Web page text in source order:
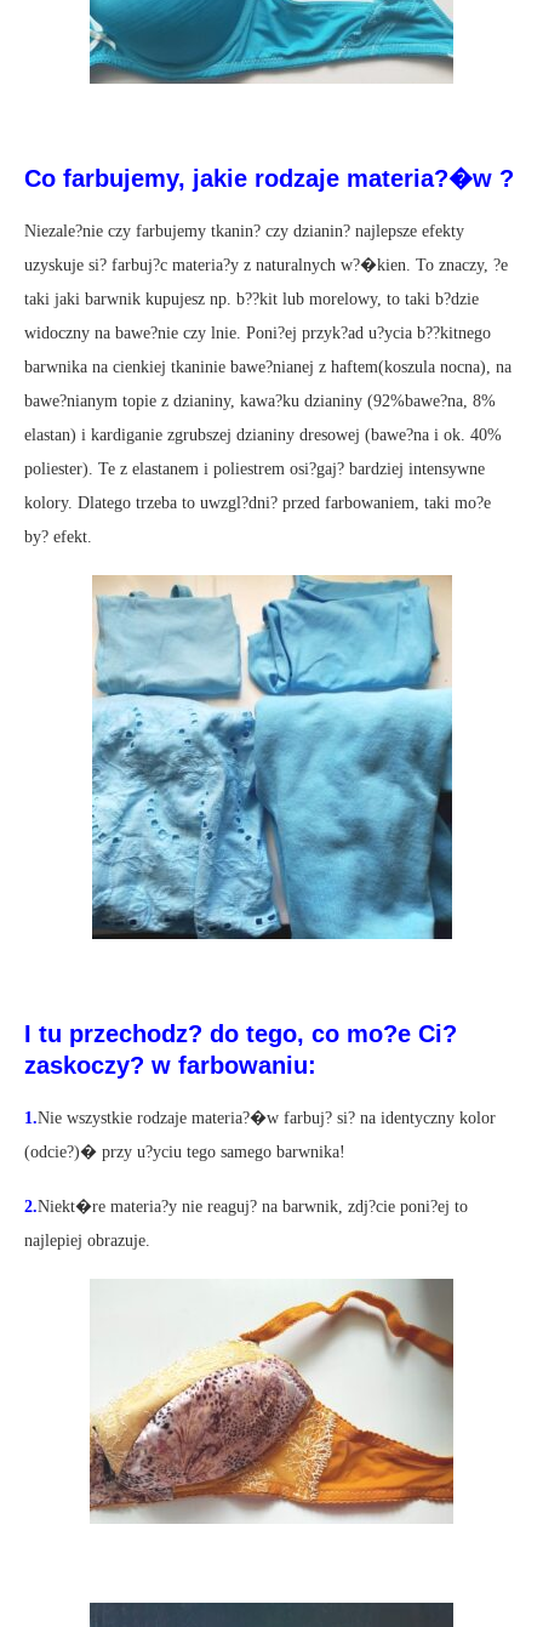
Co farbujemy, jakie rodzaje materia?�w ?
Niezale?nie czy farbujemy tkanin? czy dzianin? najlepsze efekty
uzyskuje si? farbuj?c materia?y z naturalnych w?�kien. To znaczy, ?e
taki jaki barwnik kupujesz np. b??kit lub morelowy, to taki b?dzie
widoczny na bawe?nie czy lnie. Poni?ej przyk?ad u?ycia b??kitnego
barwnika na cienkiej tkaninie bawe?nianej z haftem(koszula nocna), na
bawe?nianym topie z dzianiny, kawa?ku dzianiny (92%bawe?na, 8%
elastan) i kardiganie zgrubszej dzianiny dresowej (bawe?na i ok. 40%
poliester). Te z elastanem i poliestrem osi?gaj? bardziej intensywne
kolory. Dlatego trzeba to uwzgl?dni? przed farbowaniem, taki mo?e
by? efekt.
I tu przechodz? do tego, co mo?e Ci?
zaskoczy? w farbowaniu:
1.Nie wszystkie rodzaje materia?�w farbuj? si? na identyczny kolor
(odcie?)� przy u?yciu tego samego barwnika!
2.Niekt�re materia?y nie reaguj? na barwnik, zdj?cie poni?ej to
najlepiej obrazuje.